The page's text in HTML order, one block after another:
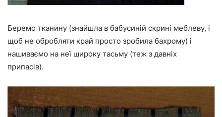
Беремо тканину (знайшла в бабусиній скрині меблеву, і
щоб не обробляти край просто зробила бахрому) і
нашиваємо на неї широку тасьму (теж з давніх
припасів).